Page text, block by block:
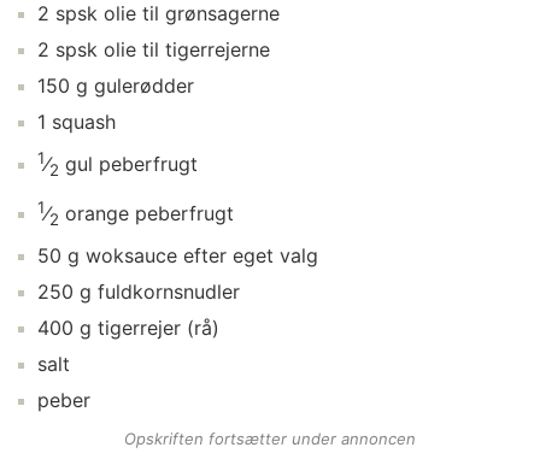
2 spsk olie til grønsagerne
2 spsk olie til tigerrejerne
150 g gulerødder
1 squash
1⁄2 gul peberfrugt
1⁄2 orange peberfrugt
50 g woksauce efter eget valg
250 g fuldkornsnudler
400 g tigerrejer (rå)
salt
peber
Opskriften fortsætter under annoncen